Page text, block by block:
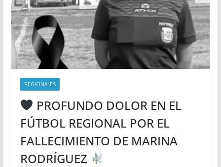
REGIONALES
PROFUNDO DOLOR EN EL
FÚTBOL REGIONAL POR EL
FALLECIMIENTO DE MARINA
RODRÍGUEZ